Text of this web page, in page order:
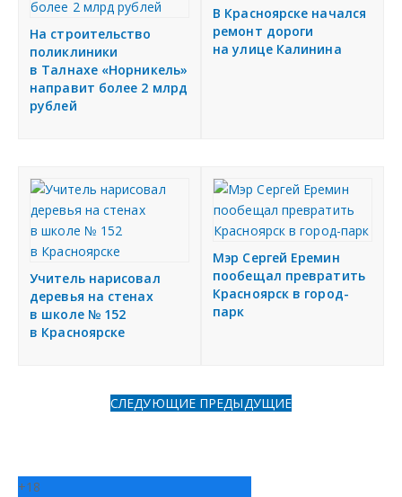
На строительство
поликлиники
в Талнахе «Норникель»
направит более 2 млрд
рублей
В Красноярске начался
ремонт дороги
на улице Калинина
Учитель нарисовал
деревья на стенах
в школе № 152
в Красноярске
Мэр Сергей Еремин
пообещал превратить
Красноярск в город-
парк
СЛЕДУЮЩИЕ ПРЕДЫДУЩИЕ
+18